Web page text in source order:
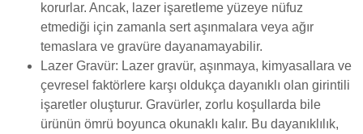
korurlar. Ancak, lazer işaretleme yüzeye nüfuz
etmediği için zamanla sert aşınmalara veya ağır
temaslara ve gravüre dayanamayabilir.
Lazer Gravür: Lazer gravür, aşınmaya, kimyasallara ve
çevresel faktörlere karşı oldukça dayanıklı olan girintili
işaretler oluşturur. Gravürler, zorlu koşullarda bile
ürünün ömrü boyunca okunaklı kalır. Bu dayanıklılık,